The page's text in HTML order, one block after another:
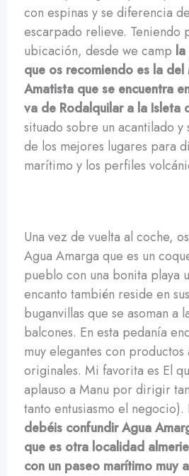
con espinas y se diferencia
escarpado relieve. Teniendo
ubicación, desde we camp
que os recomiendo es la
Amatista que se encuentra
va de Rodalquilar a la Isleta
situado sobre un acantilado
de los mejores lugares para
marítimo y los perfiles
Una vez de vuelta al coche,
Agua Amarga que es un
pueblo con una bonita playa
encanto también reside en
buganvillas que se asoman a
balcones. En esta pedanía
muy elegantes con productos
originales. Mi favorita es El
aplauso a Manu por dirigir
tanto entusiasmo el
debéis confundir Agua
que es otra localidad
con un paseo marítimo muy